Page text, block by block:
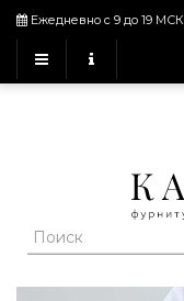
Ежедневно с 9 до 19 МСК